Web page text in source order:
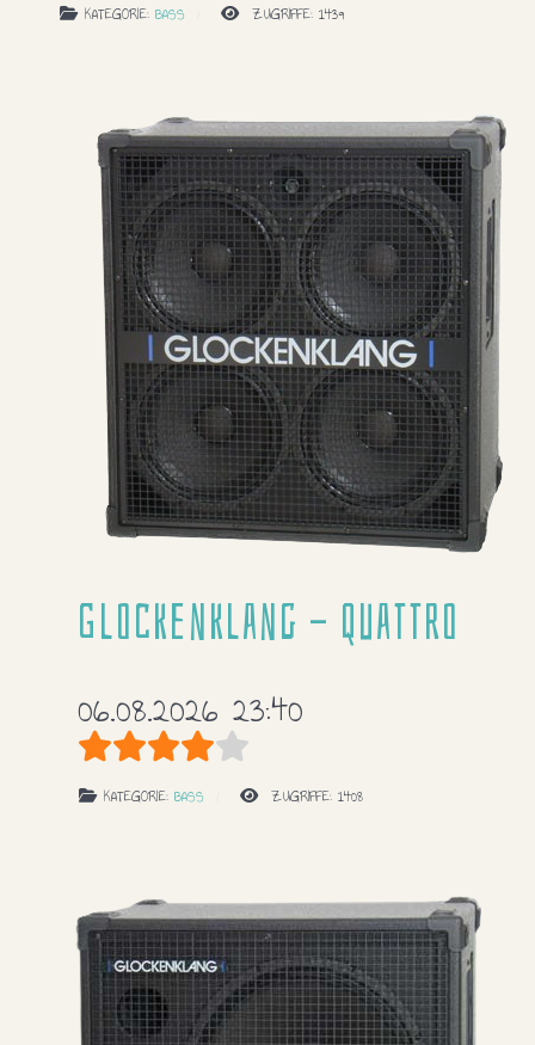
KATEGORIE: BASS ZUGRIFFE: 1439
Glockenklang - Quattro
06.08.2026 23:40
Bewertung: 4/
KATEGORIE: BASS ZUGRIFFE: 1408